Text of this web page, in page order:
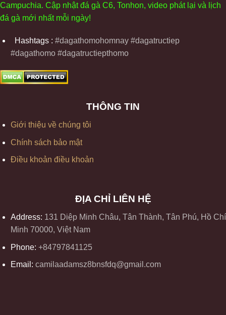
Campuchia. Cập nhậtđá gà C6, Tonhon, video phátl ại và ịch
đá gà mới nhất mỗi ngày!
Hashtags : #dagathomohomnay #dagatructiep
#dagathomo #dagatructiepthomo
THÔNG TIN
Giới thiệu về chúng tôi
Chính sách bảo mật
Điều khoản điều khoản
ĐỊA CHỈ LIÊN HỆ
Address: 131 Diệp Minh Châu, Tân Thành, Tân Phú, Hồ Chí
Minh 70000, Việt Nam
Phone: +84797841125
Email: camilaadamsz8bnsfdq@gmail.com